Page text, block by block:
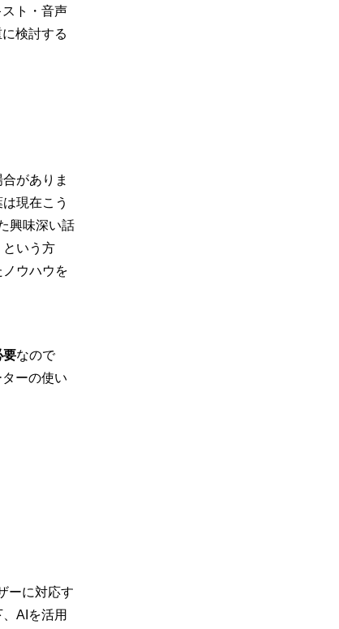
ト・音声
検討する
がありま
現在こう
興味深い話
という方
ウハウを
要なので
ーの使い
ーに対応す
、AIを活用